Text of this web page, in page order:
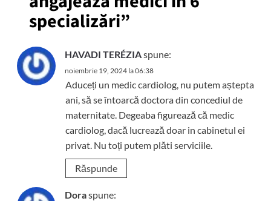
specializări”
HAVADI TERÉZIAspune:
noiembrie 19, 2024 la 06:38
Aduceți un medic cardiolog, nu putem aștepta
ani, să se întoarcă doctora din concediul de
maternitate. Degeaba figurează că medic
cardiolog, dacă lucrează doar in cabinetul ei
privat. Nu toți putem plăti serviciile.
Răspunde
Doraspune: